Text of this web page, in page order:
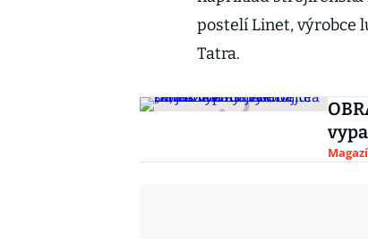
postelí Linet, výrobce
Tatra.